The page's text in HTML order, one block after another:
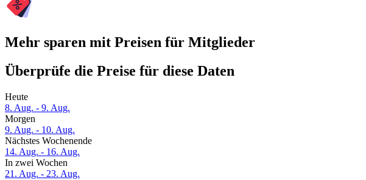
Mehr sparen mit Preisen für Mitglieder
Überprüfe die Preise für diese Daten
Heute
8. Aug. - 9. Aug.
Morgen
9. Aug. - 10. Aug.
Nächstes Wochenende
14. Aug. - 16. Aug.
In zwei Wochen
21. Aug. - 23. Aug.